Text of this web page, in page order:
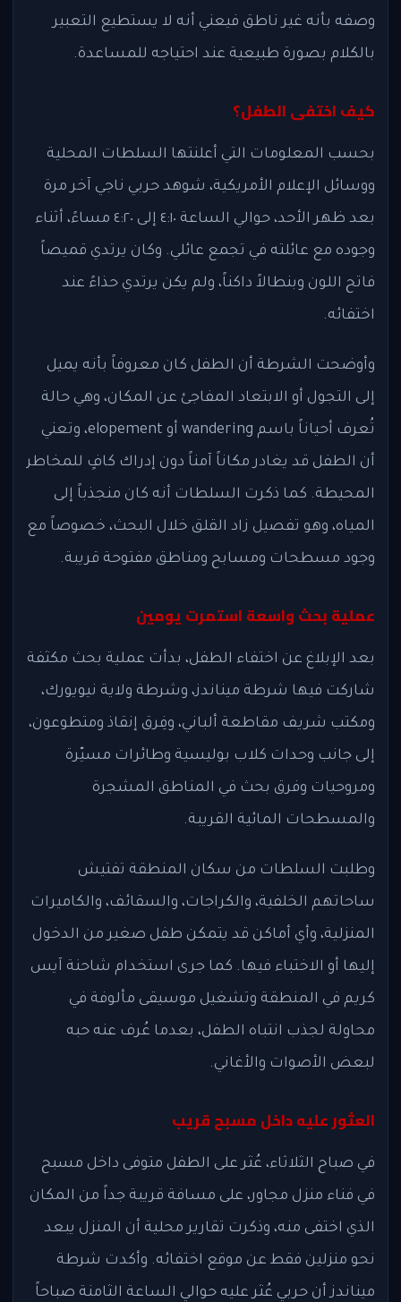
وصفه بأنه غير ناطق فيعني أنه لا يستطيع التعبير
بالكلام بصورة طبيعية عند احتياجه للمساعدة.
كيف اختفى الطفل؟
بحسب المعلومات التي أعلنتها السلطات المحلية
ووسائل الإعلام الأمريكية، شوهد حربي ناجي آخر مرة
بعد ظهر الأحد، حوالي الساعة ٤:١٠ إلى ٤:٢٠ مساءً، أثناء
وجوده مع عائلته في تجمع عائلي. وكان يرتدي قميصاً
فاتح اللون وبنطالاً داكناً، ولم يكن يرتدي حذاءً عند
اختفائه.
وأوضحت الشرطة أن الطفل كان معروفاً بأنه يميل
إلى التجول أو الابتعاد المفاجئ عن المكان، وهي حالة
تُعرف أحياناً باسم wandering أو elopement، وتعني
أن الطفل قد يغادر مكاناً آمناً دون إدراك كافٍ للمخاطر
المحيطة. كما ذكرت السلطات أنه كان منجذباً إلى
المياه، وهو تفصيل زاد القلق خلال البحث، خصوصاً مع
وجود مسطحات ومسابح ومناطق مفتوحة قريبة.
عملية بحث واسعة استمرت يومين
بعد الإبلاغ عن اختفاء الطفل، بدأت عملية بحث مكثفة
شاركت فيها شرطة ميناندز، وشرطة ولاية نيويورك،
ومكتب شريف مقاطعة ألباني، وفِرق إنقاذ ومتطوعون،
إلى جانب وحدات كلاب بوليسية وطائرات مسيّرة
ومروحيات وفرق بحث في المناطق المشجرة
والمسطحات المائية القريبة.
وطلبت السلطات من سكان المنطقة تفتيش
ساحاتهم الخلفية، والكراجات، والسقائف، والكاميرات
المنزلية، وأي أماكن قد يتمكن طفل صغير من الدخول
إليها أو الاختباء فيها. كما جرى استخدام شاحنة آيس
كريم في المنطقة وتشغيل موسيقى مألوفة في
محاولة لجذب انتباه الطفل، بعدما عُرف عنه حبه
لبعض الأصوات والأغاني.
العثور عليه داخل مسبح قريب
في صباح الثلاثاء، عُثر على الطفل متوفى داخل مسبح
في فناء منزل مجاور، على مسافة قريبة جداً من المكان
الذي اختفى منه، وذكرت تقارير محلية أن المنزل يبعد
نحو منزلين فقط عن موقع اختفائه. وأكدت شرطة
ميناندز أن حربي عُثر عليه حوالي الساعة الثامنة صباحاً